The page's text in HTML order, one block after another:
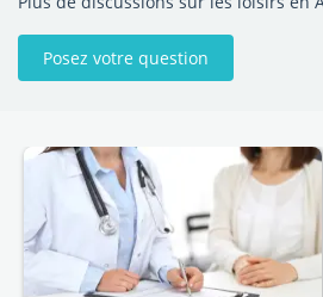
Posez votre question